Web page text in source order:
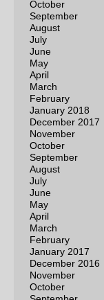
October
September
August
July
June
May
April
March
February
January 2018
December 2017
November
October
September
August
July
June
May
April
March
February
January 2017
December 2016
November
October